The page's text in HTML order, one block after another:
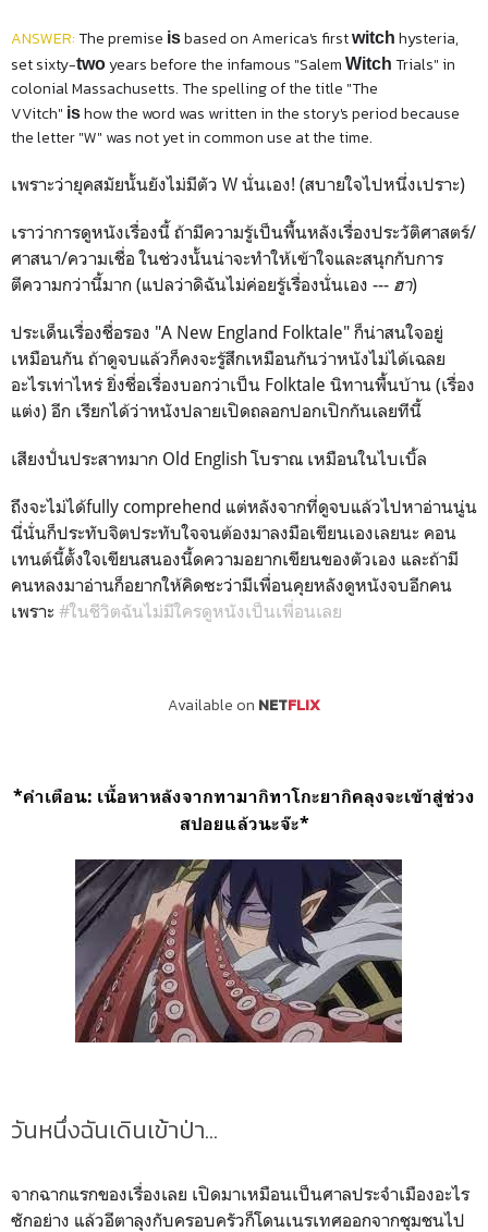
ANSWER:The premise isbased on America's firstwitch hysteria,
set sixty-twoyears before the infamous "Salem Witch Trials" in
colonial Massachusetts. The spelling of the title "The
VVitch" ishow the word was written in the story's period because
the letter "W" was not yet in common use at the time.
เพราะว่ายุคสมัยนั้นยังไม่มีตัว W นั่นเอง! (สบายใจไปหนึ่งเปราะ)
เราว่าการดูหนังเรื่องนี้ ถ้ามีความรู้เป็นพื้นหลังเรื่องประวัติศาสตร์/
ศาสนา/ความเชื่อ ในช่วงนั้นน่าจะทำให้เข้าใจและสนุกกับการ
ตีความกว่านี้มาก (แปลว่าดิฉันไม่ค่อยรู้เรื่องนั่นเอง --- ฮา)
ประเด็นเรื่องชื่อรอง "A New England Folktale" ก็น่าสนใจอยู่
เหมือนกัน ถ้าดูจบแล้วก็คงจะรู้สึกเหมือนกันว่าหนังไม่ได้เฉลย
อะไรเท่าไหร่ ยิ่งชื่อเรื่องบอกว่าเป็น Folktale นิทานพื้นบ้าน (เรื่อง
แต่ง) อีก เรียกได้ว่าหนังปลายเปิดถลอกปอกเปิกกันเลยทีนี้
เสียงปั่นประสาทมาก Old English โบราณ เหมือนในไบเบิ้ล
ถึงจะไม่ได้fully comprehend แต่หลังจากที่ดูจบแล้วไปหาอ่านนู่น
นี่นั่นก็ประทับจิตประทับใจจนต้องมาลงมือเขียนเองเลยนะ คอน
เทนต์นี้ตั้งใจเขียนสนองนี้ดความอยากเขียนของตัวเอง และถ้ามี
คนหลงมาอ่านก็อยากให้คิดซะว่ามีเพื่อนคุยหลังดูหนังจบอีกคน
เพราะ #ในชีวิตฉันไม่มีใครดูหนังเป็นเพื่อนเลย
Available on NETFLIX
*คำเตือน: เนื้อหาหลังจากทามากิทาโกะยากิคลุงจะเข้าสู่ช่วง
สปอยแล้วนะจ๊ะ*
วันหนึ่งฉันเดินเข้าป่า...
จากฉากแรกของเรื่องเลย เปิดมาเหมือนเป็นศาลประจำเมืองอะไร
ซักอย่าง แล้วอีตาลุงกับครอบครัวก็โดนเนรเทศออกจากชุมชนไป